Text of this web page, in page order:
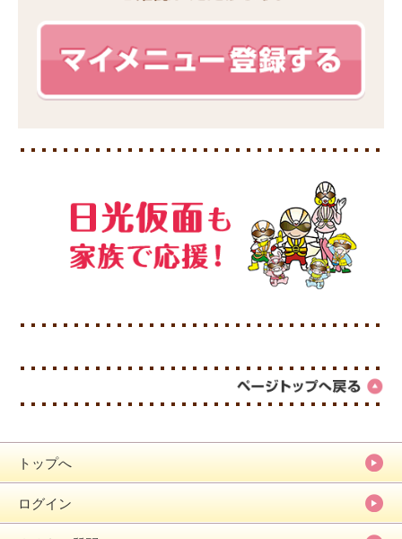
トップへ
ログイン